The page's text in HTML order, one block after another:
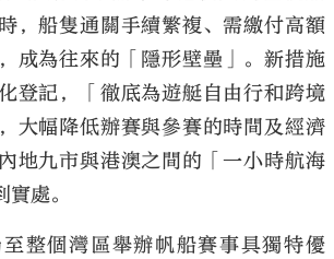
，船隻通關手續繁複、需繳付高額
成為往來的「隱形壁壘」。新措施
登記，「徹底為遊艇自由行和跨境
大幅降低辦賽與參賽的時間及經濟
地九市與港澳之間的「一小時航海
處。
整個灣區舉辦帆船賽事具獨特優